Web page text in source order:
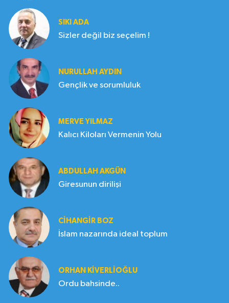
SIKI ADA
Sizler değil biz seçelim !
NURULLAH AYDIN
Gençlik ve sorumluluk
MERVE YILMAZ
Kalıcı Kiloları Vermenin Yolu
ABDULLAH AKGÜN
Giresunun dirilişi
CIHANGIR BOZ
İslam nazarında ideal toplum
ORHAN KIVERLIOĞLU
Ordu bahsinde..